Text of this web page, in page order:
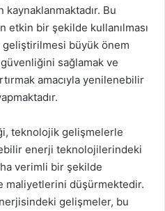
Bu
etkin bir şekilde kullanılması
büyük önem
sağlamak ve
amacıyla yenilenebilir
teknolojik gelişmelerle
enerji teknolojilerindeki
verimli bir şekilde
maliyetlerini düşürmektedir.
gelişmeler, bu